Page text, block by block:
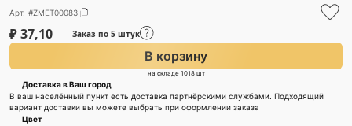
Арт. #ZMET00083
₽37,10 Заказ по 5 штук
В корзину
на складе 1018 шт
Доставка в Ваш город
В ваш населённый пункт есть доставка партнёрскими службами. Подходящий
вариант доставки вы можете выбрать при оформлении заказа
Цвет